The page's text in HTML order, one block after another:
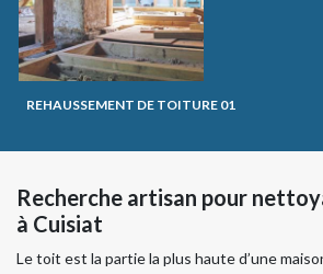
REHAUSSEMENT DE TOITURE 01
Recherche artisan pour
à Cuisiat
Le toit est la partie la plus haute d’une